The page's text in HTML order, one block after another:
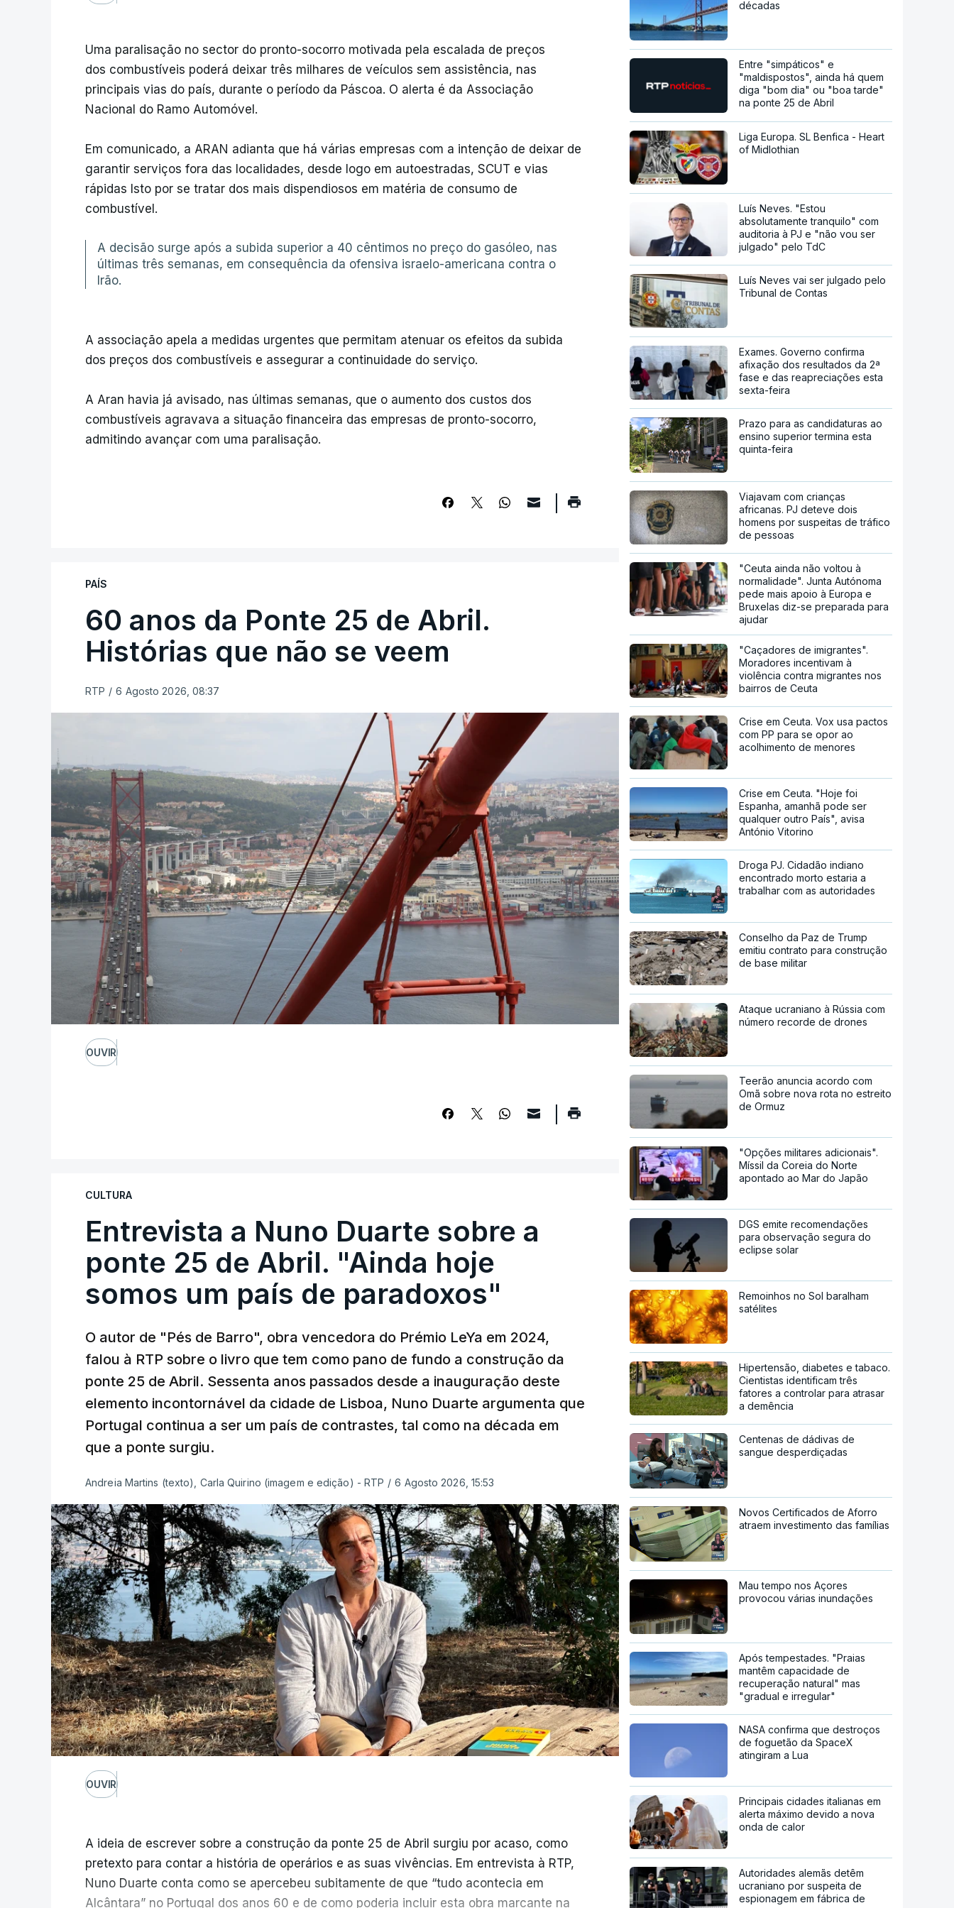
Uma paralisação no sector do pronto-socorro motivada pela escalada de preços
dos combustíveis poderá deixar três milhares de veículos sem assistência, nas
principais vias do país, durante o período da Páscoa. O alerta é da Associação
Nacional do Ramo Automóvel.
Em comunicado, a ARAN adianta que há várias empresas com a intenção de deixar de
garantir serviços fora das localidades, desde logo em autoestradas, SCUT e vias
rápidas Isto por se tratar dos mais dispendiosos em matéria de consumo de
combustível.
A decisão surge após a subida superior a 40 cêntimos no preço do gasóleo, nas
últimas três semanas, em consequência da ofensiva israelo-americana contra o
Irão.
A associação apela a medidas urgentes que permitam atenuar os efeitos da subida
dos preços dos combustíveis e assegurar a continuidade do serviço.
A Aran havia já avisado, nas últimas semanas, que o aumento dos custos dos
combustíveis agravava a situação financeira das empresas de pronto-socorro,
admitindo avançar com uma paralisação.
PAÍS
60 anos da Ponte 25 de Abril.
Histórias que não se veem
RTP / 6 Agosto 2026, 08:37
OUVIR
CULTURA
Entrevista a Nuno Duarte sobre a
ponte 25 de Abril. "Ainda hoje
somos um país de paradoxos"
O autor de "Pés de Barro", obra vencedora do Prémio LeYa em 2024,
falou à RTP sobre o livro que tem como pano de fundo a construção da
ponte 25 de Abril. Sessenta anos passados desde a inauguração deste
elemento incontornável da cidade de Lisboa, Nuno Duarte argumenta que
Portugal continua a ser um país de contrastes, tal como na década em
que a ponte surgiu.
Andreia Martins (texto), Carla Quirino (imagem e edição) - RTP / 6 Agosto 2026, 15:53
OUVIR
A ideia de escrever sobre a construção da ponte 25 de Abril surgiu por acaso, como
pretexto para contar a história de operários e as suas vivências. Em entrevista à RTP,
Nuno Duarte conta como se apercebeu subitamente de que “tudo acontecia em
Alcântara” no Portugal dos anos 60 e de como poderia incluir esta obra marcante na
décadas
Entre "simpáticos" e
"maldispostos", ainda há quem
diga "bom dia" ou "boa tarde"
na ponte 25 de Abril
Liga Europa. SL Benfica - Heart
of Midlothian
Luís Neves. "Estou
absolutamente tranquilo" com
auditoria à PJ e "não vou ser
julgado" pelo TdC
Luís Neves vai ser julgado pelo
Tribunal de Contas
Exames. Governo confirma
afixação dos resultados da 2ª
fase e das reapreciações esta
sexta-feira
Prazo para as candidaturas ao
ensino superior termina esta
quinta-feira
Viajavam com crianças
africanas. PJ deteve dois
homens por suspeitas de tráfico
de pessoas
"Ceuta ainda não voltou à
normalidade". Junta Autónoma
pede mais apoio à Europa e
Bruxelas diz-se preparada para
ajudar
"Caçadores de imigrantes".
Moradores incentivam à
violência contra migrantes nos
bairros de Ceuta
Crise em Ceuta. Vox usa pactos
com PP para se opor ao
acolhimento de menores
Crise em Ceuta. "Hoje foi
Espanha, amanhã pode ser
qualquer outro País", avisa
António Vitorino
Droga PJ. Cidadão indiano
encontrado morto estaria a
trabalhar com as autoridades
Conselho da Paz de Trump
emitiu contrato para construção
de base militar
Ataque ucraniano à Rússia com
número recorde de drones
Teerão anuncia acordo com
Omã sobre nova rota no estreito
de Ormuz
"Opções militares adicionais".
Míssil da Coreia do Norte
apontado ao Mar do Japão
DGS emite recomendações
para observação segura do
eclipse solar
Remoinhos no Sol baralham
satélites
Hipertensão, diabetes e tabaco.
Cientistas identificam três
fatores a controlar para atrasar
a demência
Centenas de dádivas de
sangue desperdiçadas
Novos Certificados de Aforro
atraem investimento das famílias
Mau tempo nos Açores
provocou várias inundações
Após tempestades. "Praias
mantêm capacidade de
recuperação natural" mas
"gradual e irregular"
NASA confirma que destroços
de foguetão da SpaceX
atingiram a Lua
Principais cidades italianas em
alerta máximo devido a nova
onda de calor
Autoridades alemãs detêm
ucraniano por suspeita de
espionagem em fábrica de